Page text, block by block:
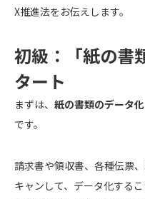
X推進法をお伝えします。
初級：「紙の書
タート
まずは、 紙の書類のデータ
です。
請求書や領収書、各種伝票
キャンして、データ化する